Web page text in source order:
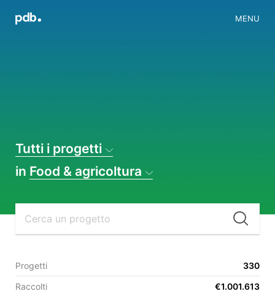
MENU
Tutti i progetti
in Food & agricoltura
330
Progetti
€1.001.613
Raccolti